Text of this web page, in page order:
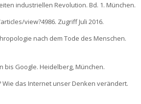
industriellen Revolution. Bd. 1. München.
view?4986. Zugriff Juli 2016.
nach dem Tode des Menschen.
bis Google. Heidelberg, München.
Wie das Internet unser Denken verändert.